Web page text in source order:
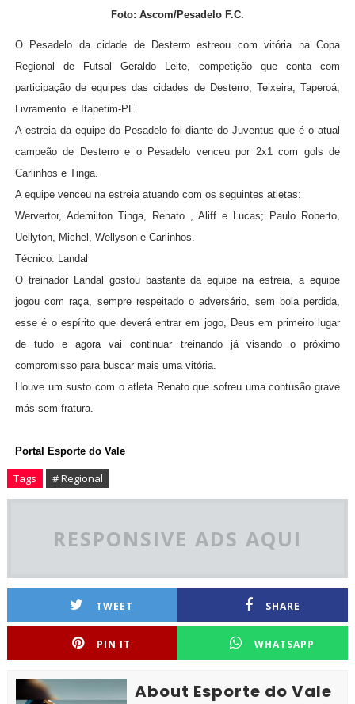
Foto: Ascom/Pesadelo F.C.
O Pesadelo da cidade de Desterro estreou com vitória na Copa
Regional de Futsal Geraldo Leite, competição que conta com
participação de equipes das cidades de Desterro, Teixeira, Taperoá,
Livramento e Itapetim-PE.
A estreia da equipe do Pesadelo foi diante do Juventus que é o atual
campeão de Desterro e o Pesadelo venceu por 2x1 com gols de
Carlinhos e Tinga.
A equipe venceu na estreia atuando com os seguintes atletas:
Wervertor, Ademilton Tinga, Renato , Aliff e Lucas; Paulo Roberto,
Uellyton, Michel, Wellyson e Carlinhos.
Técnico: Landal
O treinador Landal gostou bastante da equipe na estreia, a equipe
jogou com raça, sempre respeitado o adversário, sem bola perdida,
esse é o espírito que deverá entrar em jogo, Deus em primeiro lugar
de tudo e agora vai continuar treinando já visando o próximo
compromisso para buscar mais uma vitória.
Houve um susto com o atleta Renato que sofreu uma contusão grave
más sem fratura.
Portal Esporte do Vale
Tags # Regional
RESPONSIVE ADS AQUI
TWEET SHARE
PIN IT WHATSAPP
About Esporte do Vale